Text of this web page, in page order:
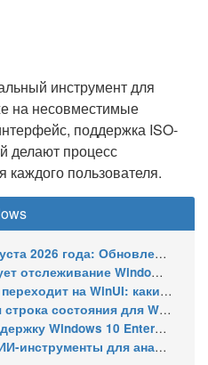
инструмент для
на несовместимые
поддержка ISO-
делают процесс
пользователя.
Windows 11 (включая KB5121003), ESU-обновления для Windows 10
по глобальному идентификатору устройства
системные элементы обновит Microsoft
с виджетами и поддержкой нескольких мониторов
2027 года. ESU продлят обновления до января 2030 года
Windows: ETW MCP и WPA MCP